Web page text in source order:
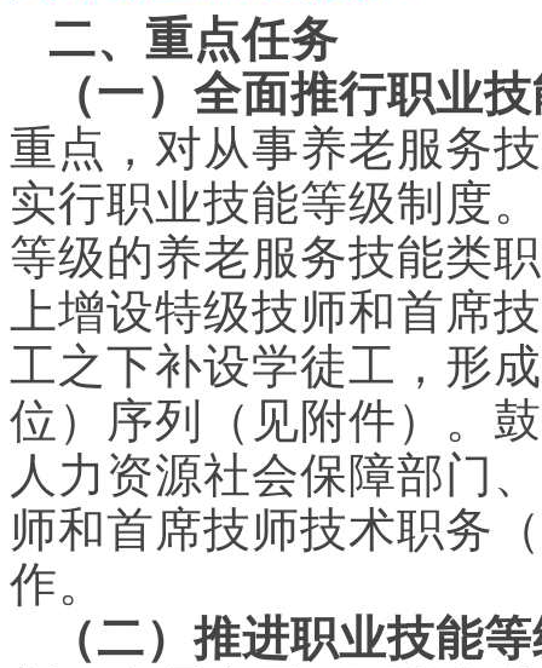
二、重点任务
（一）全面推行职业
重点，对从事养老服务
实行职业技能等级制度
等级的养老服务技能类
上增设特级技师和首席
工之下补设学徒工，形
位）序列（见附件）。
人力资源社会保障部门
师和首席技师技术职务
作。
（二）推进职业技能